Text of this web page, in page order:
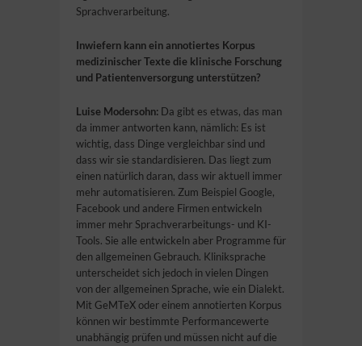
Sprachverarbeitung.
Inwiefern kann ein annotiertes Korpus
medizinischer Texte die klinische Forschung
und Patientenversorgung unterstützen?
Luise Modersohn: Da gibt es etwas, das man
da immer antworten kann, nämlich: Es ist
wichtig, dass Dinge vergleichbar sind und
dass wir sie standardisieren. Das liegt zum
einen natürlich daran, dass wir aktuell immer
mehr automatisieren. Zum Beispiel Google,
Facebook und andere Firmen entwickeln
immer mehr Sprachverarbeitungs- und KI-
Tools. Sie alle entwickeln aber Programme für
den allgemeinen Gebrauch. Kliniksprache
unterscheidet sich jedoch in vielen Dingen
von der allgemeinen Sprache, wie ein Dialekt.
Mit GeMTeX oder einem annotierten Korpus
können wir bestimmte Performancewerte
unabhängig prüfen und müssen nicht auf die